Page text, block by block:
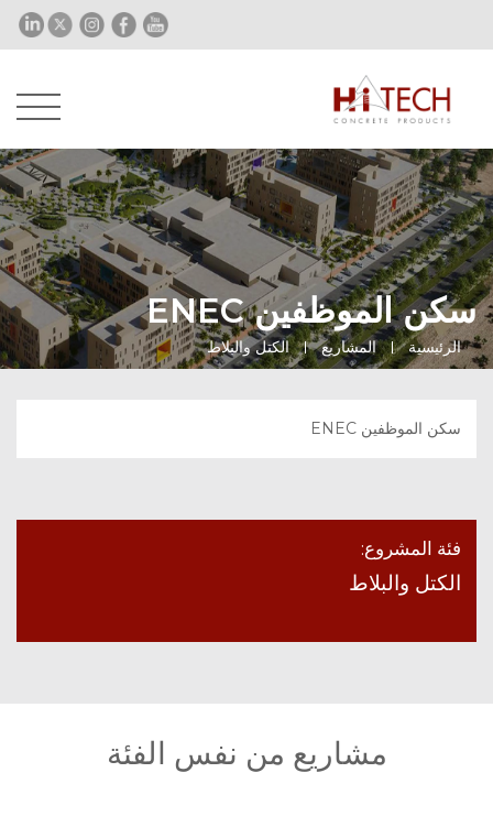
سكن الموظفين ENEC
الرئيسية المشاريع الكتل والبلاط
سكن الموظفين ENEC
فئة المشروع:
الكتل والبلاط
مشاريع من نفس الفئة